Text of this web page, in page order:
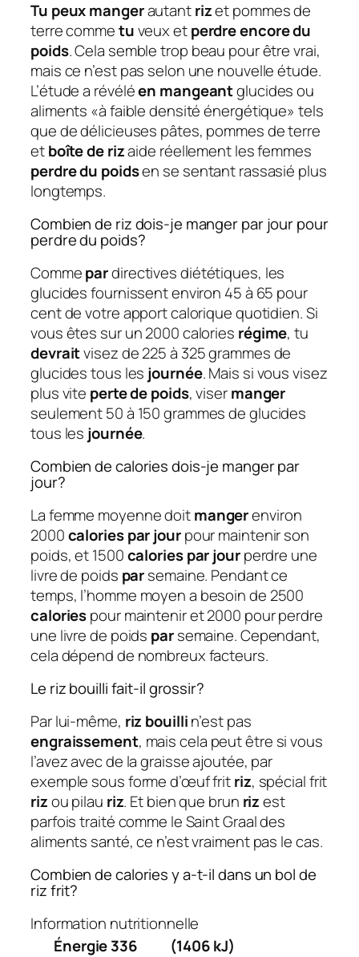
Tu peux mangerautantrizet pommes de
terre commetuveux etperdre encore du
poids. Cela semble trop beau pour être vrai,
mais ce n’est pas selon une nouvelle étude.
L’étude a révéléen mangeantglucides ou
aliments «à faible densité énergétique» tels
que de délicieuses pâtes, pommes de terre
etboîte de rizaide réellement les femmes
perdre du poidsen se sentant rassasié plus
longtemps.
Combien de riz dois-je manger par jour pour
perdre du poids?
Commepardirectives diététiques, les
glucides fournissent environ 45 à 65 pour
cent de votre apport calorique quotidien. Si
vous êtes sur un 2000 calories régime, tu
devraitvisez de 225 à 325 grammes de
glucides tous les journée. Mais si vous visez
plus vite perte de poids, visermanger
seulement 50 à 150 grammes de glucides
tous les journée.
Combien de calories dois-je manger par
jour?
La femme moyenne doitmangerenviron
2000calories par jourpour maintenir son
poids, et 1500calories par jourperdre une
livre de poids parsemaine. Pendant ce
temps, l’homme moyen a besoin de 2500
caloriespour maintenir et 2000 pour perdre
une livre de poids parsemaine. Cependant,
cela dépend de nombreux facteurs.
Le riz bouilli fait-il grossir?
Par lui-même, riz bouillin’est pas
engraissement, mais cela peut être si vous
l’avez avec de la graisse ajoutée, par
exemple sous forme d’œuf fritriz, spécial frit
rizou pilau riz. Et bien que brun rizest
parfois traité comme le Saint Graal des
aliments santé, ce n’est vraiment pas le cas.
Combien de calories y a-t-il dans un bol de
riz frit?
Information nutritionnelle
Énergie 336
(1406 kJ)